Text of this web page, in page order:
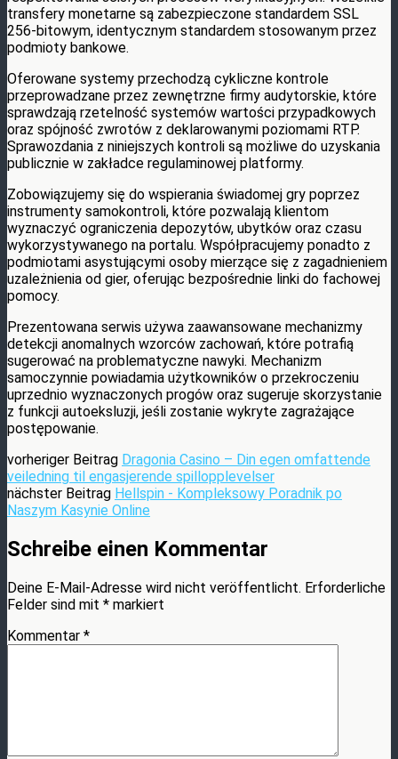
transfery monetarne są zabezpieczone standardem SSL
256-bitowym, identycznym standardem stosowanym przez
podmioty bankowe.
Oferowane systemy przechodzą cykliczne kontrole
przeprowadzane przez zewnętrzne firmy audytorskie, które
sprawdzają rzetelność systemów wartości przypadkowych
oraz spójność zwrotów z deklarowanymi poziomami RTP.
Sprawozdania z niniejszych kontroli są możliwe do uzyskania
publicznie w zakładce regulaminowej platformy.
Zobowiązujemy się do wspierania świadomej gry poprzez
instrumenty samokontroli, które pozwalają klientom
wyznаczyć ograniczenia depozytów, ubytków oraz czasu
wykorzystywanego na portalu. Współpracujemy ponadto z
podmiotami asystującymi osoby mierzące się z zagadnieniem
uzależnienia od gier, oferując bezpośrednie linki do fachowej
pomocy.
Prezentowana serwis używa zaawansowane mechanizmy
detekcji anomalnych wzorców zachowań, które potrafią
sugerować na problematyczne nawyki. Mechanizm
samoczynnie powiadamia użytkowników o przekroczeniu
uprzednio wyznaczonych progów oraz sugeruje skorzystanie
z funkcji autoeksluzji, jeśli zostanie wykryte zagrażające
postępowanie.
vorheriger Beitrag Dragonia Casino – Din egen omfattende
veiledning til engasjerende spillopplevelser
nächster Beitrag Hellspin - Kompleksowy Poradnik po
Naszym Kasynie Online
Schreibe einen Kommentar
Deine E-Mail-Adresse wird nicht veröffentlicht. Erforderliche
Felder sind mit * markiert
Kommentar *